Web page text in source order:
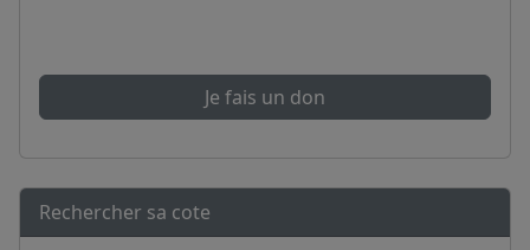
Je fais un don
Rechercher sa cote